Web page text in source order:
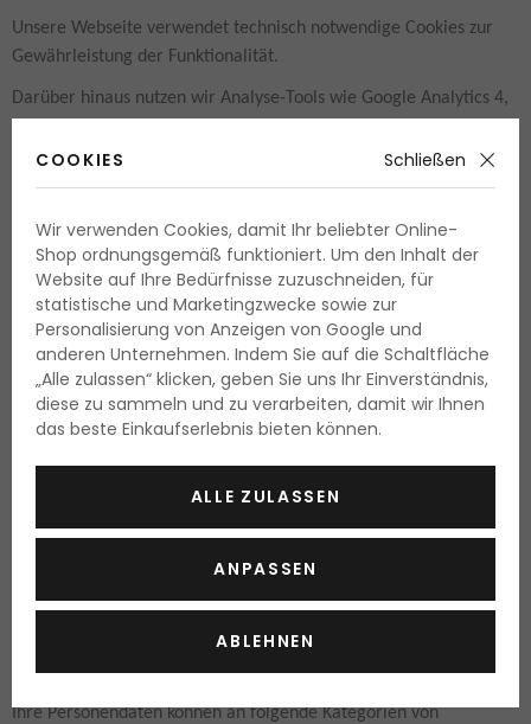
Unsere Webseite verwendet technisch notwendige Cookies zur
Gewährleistung der Funktionalität.
Darüber hinaus nutzen wir Analyse-Tools wie Google Analytics 4,
unser Angebot zu verbessern.
eingewilligt haben. Ihre Einwilligung können Sie jederzeit über
das Cookie-Banner widerrufen oder anpassen.
7. Newsletter
Für den Versand unseres Newsletters verwenden wir die Software
Incomaker.
Die Anmeldung erfolgt im Double-Opt-in-Verfahren. Dabei wird
Ihre E-Mail-Adresse zur Durchführung und Analyse des
Newsletterversands verarbeitet.
Die Bearbeitung erfolgt auf Grundlage Ihrer Einwilligung. Diese
können Sie jederzeit mit Wirkung für die Zukunft widerrufen,
8. Datenweitergabe und Auslandübermittlung
Ihre Personendaten können an folgende Kategorien von
COOKIES Schließen
Wir verwenden Cookies, damit Ihr beliebter Online-
Shop ordnungsgemäß funktioniert. Um den Inhalt der
Website auf Ihre Bedürfnisse zuzuschneiden, für
statistische und Marketingzwecke sowie zur
Personalisierung von Anzeigen von Google und
anderen Unternehmen. Indem Sie auf die Schaltfläche
„Alle zulassen“ klicken, geben Sie uns Ihr Einverständnis,
diese zu sammeln und zu verarbeiten, damit wir Ihnen
das beste Einkaufserlebnis bieten können.
ALLE ZULASSEN
ANPASSEN
ABLEHNEN